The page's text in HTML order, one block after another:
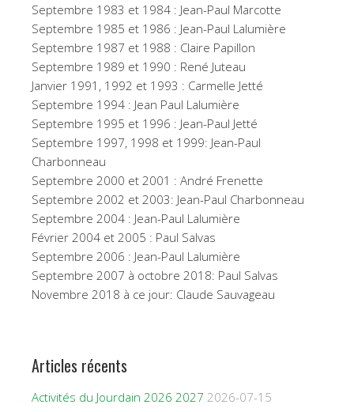
Septembre 1983 et 1984 : Jean-Paul Marcotte
Septembre 1985 et 1986 : Jean-Paul Lalumière
Septembre 1987 et 1988 : Claire Papillon
Septembre 1989 et 1990 : René Juteau
Janvier 1991, 1992 et 1993 : Carmelle Jetté
Septembre 1994 : Jean Paul Lalumière
Septembre 1995 et 1996 : Jean-Paul Jetté
Septembre 1997, 1998 et 1999: Jean-Paul
Charbonneau
Septembre 2000 et 2001 : André Frenette
Septembre 2002 et 2003: Jean-Paul Charbonneau
Septembre 2004 : Jean-Paul Lalumière
Février 2004 et 2005 : Paul Salvas
Septembre 2006 : Jean-Paul Lalumière
Septembre 2007 à octobre 2018: Paul Salvas
Novembre 2018 à ce jour: Claude Sauvageau
Articles récents
Activités du Jourdain 2026 2027 2026-07-15